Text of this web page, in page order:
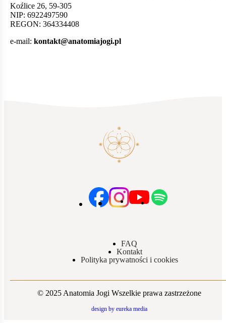
Koźlice 26, 59-305
NIP: 6922497590
REGON: 364334408
e-mail: kontakt@anatomiajogi.pl
FAQ
Kontakt
Polityka prywatności i cookies
© 2025 Anatomia Jogi Wszelkie prawa zastrzeżone
design by eureka media